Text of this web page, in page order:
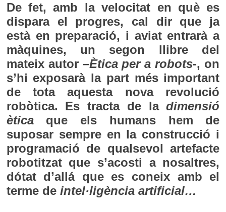
De fet, amb la velocitat en què es
dispara el progres, cal dir que ja
està en preparació, i aviat entrarà a
màquines, un segon llibre del
mateix autor –Ètica per a robots-, on
s’hi exposarà la part més important
de tota aquesta nova revolució
robòtica. Es tracta de ladimensió
èticaque els humans hem de
suposar sempre en la construcció i
programació de qualsevol artefacte
robotitzat que s’acosti a nosaltres,
dótat d’allá que es coneix amb el
terme de intel·ligència artificial…